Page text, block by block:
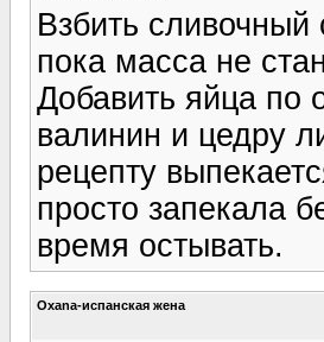
Взбить сливочный
пока масса не
Добавить яйца по
валинин и цедру
рецепту
просто запекала
время остывать.
Oxana-испанская жена